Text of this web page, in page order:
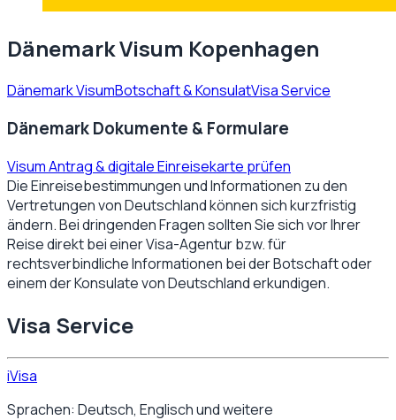
Dänemark Visum Kopenhagen
Dänemark VisumBotschaft & KonsulatVisa Service
Dänemark Dokumente & Formulare
Visum Antrag & digitale Einreisekarte prüfen
Die Einreisebestimmungen und Informationen zu den
Vertretungen vonDeutschlandkönnen sich kurzfristig
ändern. Bei dringenden Fragen sollten Sie sich vor Ihrer
Reise direkt bei einer Visa-Agentur bzw. für
rechtsverbindliche Informationen bei der Botschaft oder
einem der Konsulate vonDeutschlanderkundigen.
Visa Service
iVisa
Sprachen: Deutsch, Englisch und weitere